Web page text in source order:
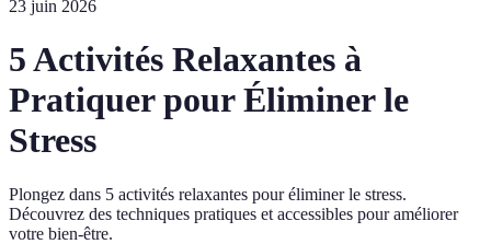
23 juin 2026
5 Activités Relaxantes à
Pratiquer pour Éliminer le
Stress
Plongez dans 5 activités relaxantes pour éliminer le stress.
Découvrez des techniques pratiques et accessibles pour améliorer
votre bien-être.